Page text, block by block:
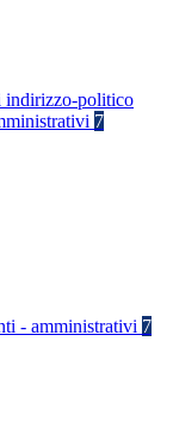
indirizzo-politico
7
- amministrativi 7